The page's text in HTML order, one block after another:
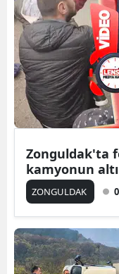
Zonguldak'ta
kamyonun
ZONGULDAK